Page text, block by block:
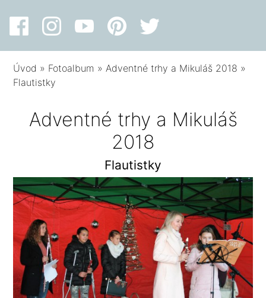
Úvod » Fotoalbum »Adventné trhy a Mikuláš 2018 »
Flautistky
Adventné trhy a Mikuláš
2018
Flautistky